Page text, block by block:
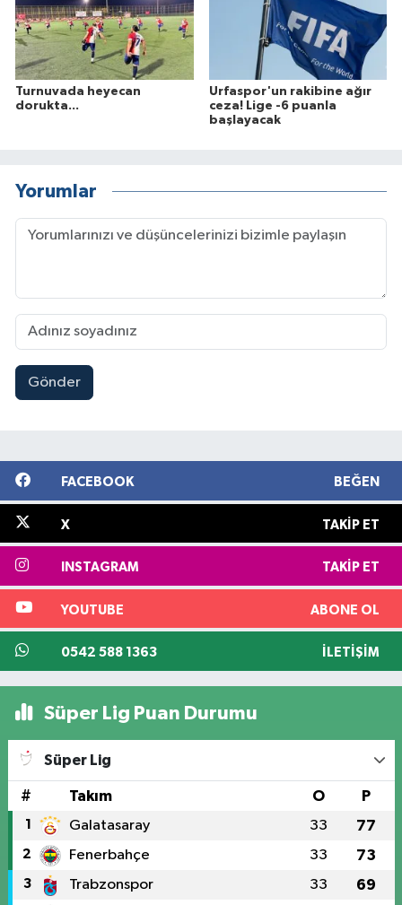
Turnuvada heyecan
dorukta...
Urfaspor'un rakibine ağır
ceza! Lige -6 puanla
başlayacak
Yorumlar
Gönder
FACEBOOK BEĞEN
X TAKIP ET
INSTAGRAM TAKIP ET
YOUTUBE ABONE OL
0542 588 1363 İLETIŞIM
Süper Lig Puan Durumu
Süper Lig
# Takım O P
1 Galatasaray 33 77
2 Fenerbahçe 33 73
3 Trabzonspor 33 69